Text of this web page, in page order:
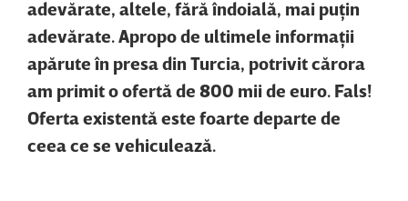
adevărate, altele, fără îndoială, mai puţin
adevărate. Apropo de ultimele informaţii
apărute în presa din Turcia, potrivit cărora
am primit o ofertă de 800 mii de euro. Fals!
Oferta existentă este foarte departe de
ceea ce se vehiculează.